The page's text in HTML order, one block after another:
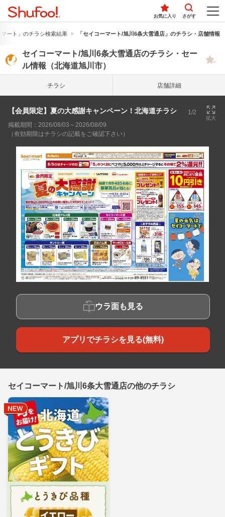
お気に入り さがす
ート」のチラシ検索結果 「セイコーマート/旭川6条大雪通店」のチラシ・店舗情報
セイコーマート/旭川6条大雪通店のチラシ・セー
ル情報（北海道旭川市）
チラシ 店舗詳細
【会員限定】夏の大感謝キャンペーン！北海道チラシ 1/2
拡大
掲載期間：2026/08/03～2026/08/09
（有効期限はチラシの記載をご確認下さい）
ウラ面も見る
アプリでチラシを見る(無料)
セイコーマート/旭川6条大雪通店の他のチラシ